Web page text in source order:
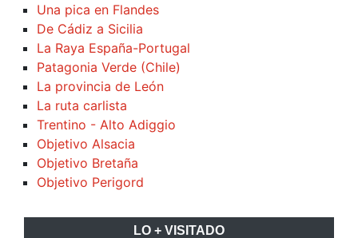
Una pica en Flandes
De Cádiz a Sicilia
La Raya España-Portugal
Patagonia Verde (Chile)
La provincia de León
La ruta carlista
Trentino - Alto Adiggio
Objetivo Alsacia
Objetivo Bretaña
Objetivo Perigord
LO + VISITADO